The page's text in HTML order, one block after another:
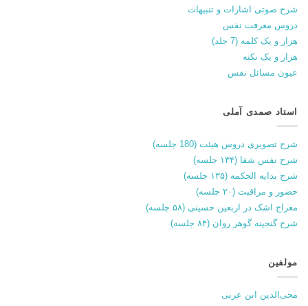
شرح صوتی اشارات و تنبیهات
دروس معرفت نفس
هزار و یک کلمه (7 جلد)
هزار و یک نکته
عیون مسائل نفس
استاد صمدی آملی
شرح تصویری دروس هیئت (180 جلسه)
شرح نفس شفا (۱۳۴ جلسه)
شرح بدایه الحکمه (۱۳۵ جلسه)
حضور و مراقبت (۲۰ جلسه)
معراج اشک در اربعین حسینی (۵۸ جلسه)
شرح گنجینه گوهر روان (۸۴ جلسه)
مولفین
محی‌الدین ابن عربی